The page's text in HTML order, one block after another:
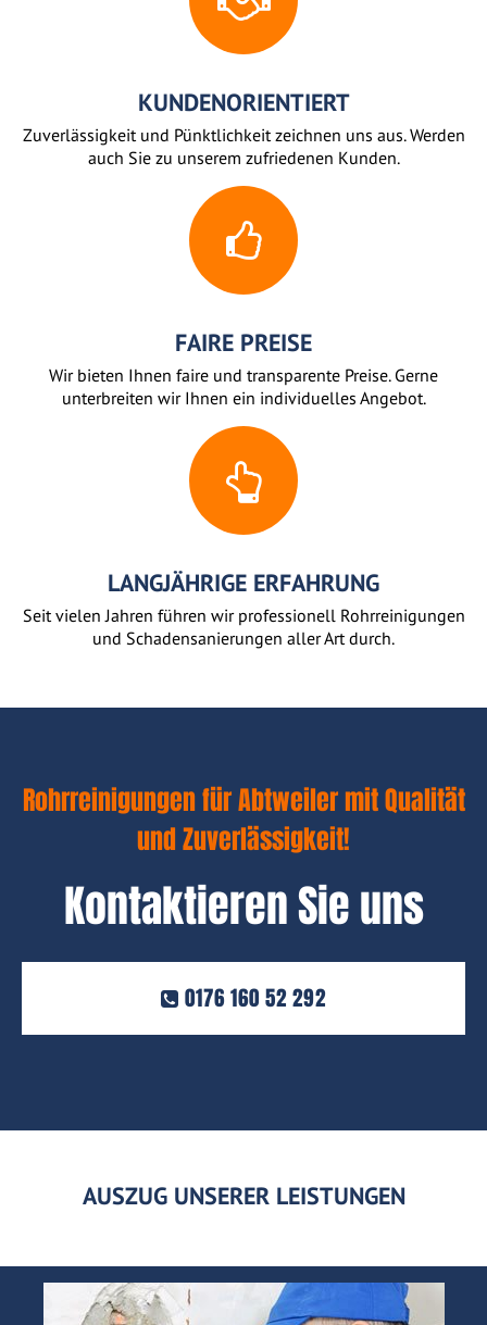
KUNDENORIENTIERT
Zuverlässigkeit und Pünktlichkeit zeichnen uns aus. Werden
auch Sie zu unserem zufriedenen Kunden.
FAIRE PREISE
Wir bieten Ihnen faire und transparente Preise. Gerne
unterbreiten wir Ihnen ein individuelles Angebot.
LANGJÄHRIGE ERFAHRUNG
Seit vielen Jahren führen wir professionell Rohrreinigungen
und Schadensanierungen aller Art durch.
Rohrreinigungen für Abtweiler mit Qualität
und Zuverlässigkeit!
Kontaktieren Sie uns
0176 160 52 292
AUSZUG UNSERER LEISTUNGEN